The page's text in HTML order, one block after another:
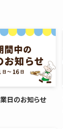
日のお知らせ